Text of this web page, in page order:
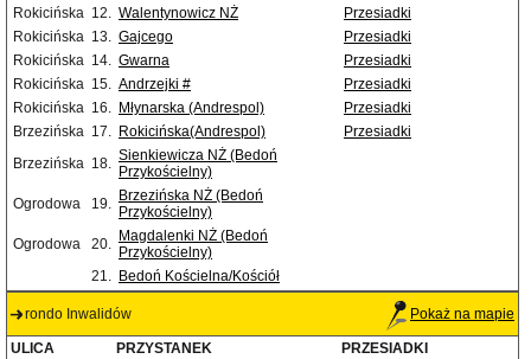
Rokicińska 12. Walentynowicz NŻ
Przesiadki
Rokicińska 13. Gajcego
Przesiadki
Rokicińska 14. Gwarna
Przesiadki
Rokicińska 15. Andrzejki #
Przesiadki
Rokicińska 16. Młynarska (Andrespol)
Przesiadki
Brzezińska 17. Rokicińska(Andrespol)
Przesiadki
Brzezińska 18. Sienkiewicza NŻ (Bedoń
Przykościelny)
Ogrodowa
19. Brzezińska NŻ (Bedoń
Przykościelny)
Ogrodowa
20. Magdalenki NŻ (Bedoń
Przykościelny)
21. Bedoń Kościelna/Kościół
rondo Inwalidów Pokaż na mapie
ULICA PRZYSTANEK
PRZESIADKI